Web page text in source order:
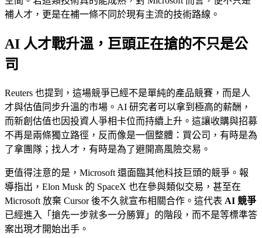
補人才，更是在補一條不同於現有主流的技術路線。
AI 人才戰升溫，巨頭正在搶的不只是公
司
Reuters 也提到，這場競爭已經不是單純的產品競賽，而是人
才與估值同步升溫的市場。AI 研究者可以拿到極高的薪酬，
而新創估值也因投資人爭相卡位而持續上升。這讓收購與招募
不再是兩條獨立路徑，反而像是一個整體：買公司，有時是為
了拿團隊；找人才，有時是為了避開高風險交易。
更值得注意的是，Microsoft 還面臨其他科技巨頭的競爭。報
導指出，Elon Musk 的 SpaceX 也在參與類似交易，甚至在
Microsoft 放棄 Cursor 後不久就宣布相關合作。這代表 AI 競爭
已經進入「搶先一步就多一分勝算」的階段，而不是等標準答
案出現才開始出手。